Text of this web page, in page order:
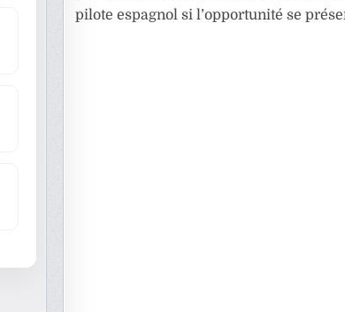
pilote espagnol si l’opportunité se